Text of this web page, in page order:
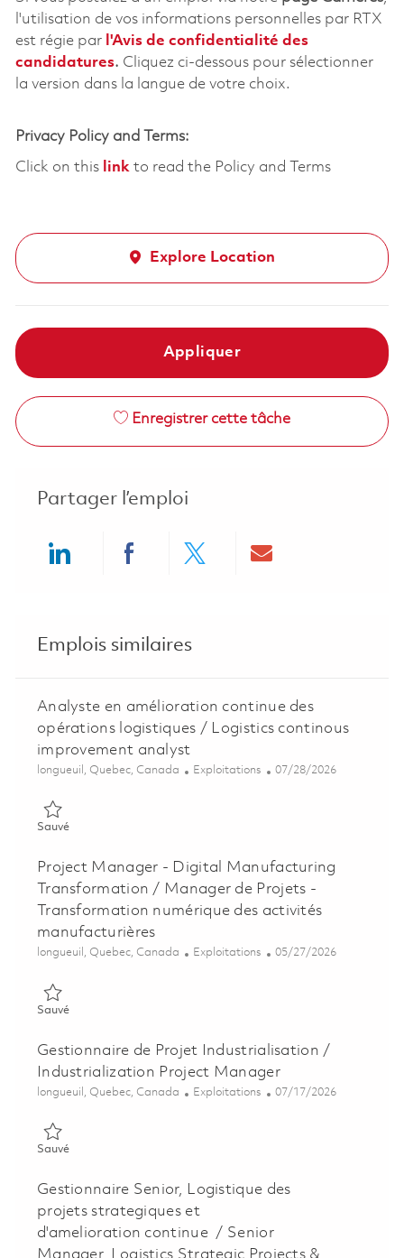
l'utilisation de vos informations personnelles par RTX
est régie par l'Avis de confidentialité des
candidatures. Cliquez ci-dessous pour sélectionner
la version dans la langue de votre choix.
Privacy Policy and Terms:
Click on this linkto read the Policy and Terms
Explore Location
Appliquer
Enregistrer cette tâche
Partager l’emploi
Emplois similaires
Analyste en amélioration continue des
opérations logistiques / Logistics continous
improvement analyst
Emplacement
longueuil, Quebec, Canada Catégorie
Exploitations Posted Date
07/28/2026
SauvéSauvé Analyste en amélioration continue des opérations
Project Manager - Digital Manufacturing
Transformation / Manager de Projets -
Transformation numérique des activités
manufacturières
Emplacement
longueuil, Quebec, Canada Catégorie
Exploitations Posted Date
05/27/2026
SauvéSauvé Project Manager - Digital Manufacturing
Gestionnaire de Projet Industrialisation /
Industrialization Project Manager
Emplacement
longueuil, Quebec, Canada Catégorie
Exploitations Posted Date
07/17/2026
SauvéSauvé Gestionnaire de Projet Industrialisation /
Gestionnaire Senior, Logistique des
projets strategiques et
d'amelioration continue / Senior